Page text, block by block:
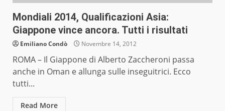
Mondiali 2014, Qualificazioni Asia:
Giappone vince ancora. Tutti i risultati
Emiliano Condò Novembre 14, 2012
ROMA – Il Giappone di Alberto Zaccheroni passa
anche in Oman e allunga sulle inseguitrici. Ecco
tutti...
Read More